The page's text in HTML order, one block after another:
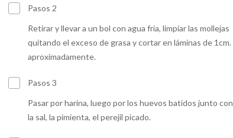
Pasos 2
Retirar y llevar a un bol con agua fría, limpiar las mollejas
quitando el exceso de grasa y cortar en láminas de 1cm.
aproximadamente.
Pasos 3
Pasar por harina, luego por los huevos batidos junto con
la sal, la pimienta, el perejil picado.